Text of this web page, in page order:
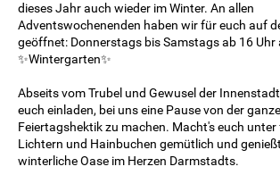
dieses Jahr auch wieder im Winter. An allen
Adventswochenenden haben wir für euch auf
geöffnet: Donnerstags bis Samstags ab 16 Uhr
✨️Wintergarten✨️
Abseits vom Trubel und Gewusel der
euch einladen, bei uns eine Pause von der
Feiertagshektik zu machen. Macht's euch unter
Lichtern und Hainbuchen gemütlich und
winterliche Oase im Herzen Darmstadts.